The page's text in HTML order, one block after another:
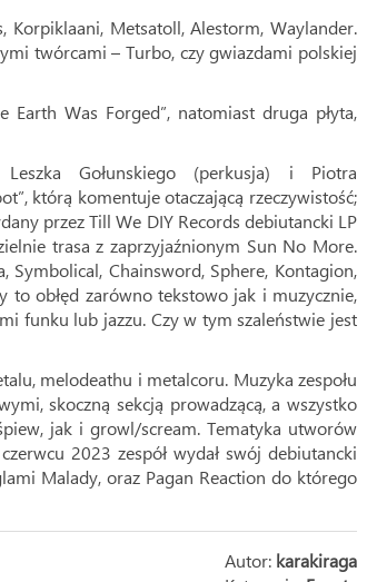
Korpiklaani, Metsatoll, Alestorm, Waylander.
twórcami – Turbo, czy gwiazdami polskiej
Was Forged”, natomiast druga płyta,
Gołunskiego (perkusja) i Piotra
którą komentuje otaczającą rzeczywistość;
przez Till We DIY Records debiutancki LP
trasa z zaprzyjaźnionym Sun No More.
Chainsword, Sphere, Kontagion,
obłęd zarówno tekstowo jak i muzycznie,
funku lub jazzu. Czy w tym szaleństwie jest
melodeathu i metalcoru. Muzyka zespołu
skoczną sekcją prowadzącą, a wszystko
jak i growl/scream. Tematyka utworów
2023 zespół wydał swój debiutancki
Malady, oraz Pagan Reaction do którego
Autor: karakiraga